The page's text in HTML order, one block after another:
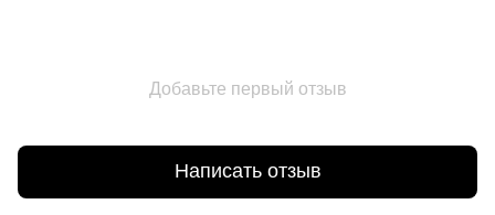
Добавьте первый отзыв
Написать отзыв